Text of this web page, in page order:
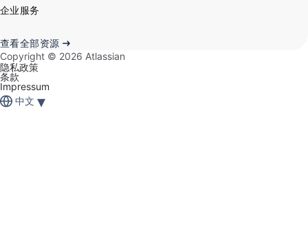
企业服务
查看全部资源
Copyright © 2026 Atlassian
隐私政策
条款
Impressum
中文 ▾